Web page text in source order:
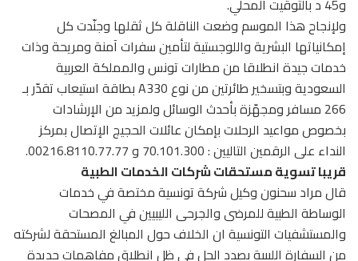
و45 د بالتوقيت المحلي.
ولإنجاح هذا الموسم وضعت الناقلة كل ثقلها وجنّدت كل
إمكانياتها البشرية واللوجستية لتأمين سفرات آمنة ومريحة وذات
خدمات جيدة انطلاقا من مطارات تونس والمملكة العربية
السعودية وبتسخير طائرتين من نوع A330 بطاقة استيعاب تقدّر بـ
266 مسافر ومجهّزة بأحدث الوسائل ولمزيد من الإرشادات
بخصوص مواعيد الرحلات بإمكان عائلات الحجيج الإتصال بمركز
النداء على الرقمين التاليين : 70.101.300 و 00216.8110.77.77.
قريبا تسوية مستحقات شركات الخدمات الطبية
قال مراد سحنون وكيل شركة تونسية مختصة في خدمات
الوساطة الطبية للمرضى والجرحى الليبيين في المصحات
والمستشفيات التونسية ان الخلاف حول المبالغ المستحقة لشركته
من السفارة الليبية بصدد الحل في ظل انطلاق مفاهمات جديدة